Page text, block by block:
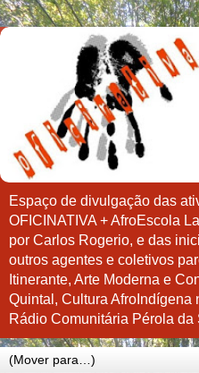
Espaço de divulgação das
OFICINATIVA + AfroEscola
por Carlos Rogerio, e das
outros agentes e coletivos
Itinerante, Arte Moderna e
Quintal, Cultura AfroIndígena
Rádio Comunitária Pérola da